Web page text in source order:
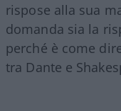
rispose alla sua
domanda sia la
perché è come
tra Dante e